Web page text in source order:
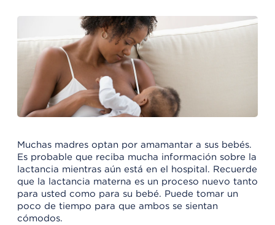
Muchas madres optan por amamantar a sus bebés.
Es probable que reciba mucha información sobre la
lactancia mientras aún está en el hospital. Recuerde
que la lactancia materna es un proceso nuevo tanto
para usted como para su bebé. Puede tomar un
poco de tiempo para que ambos se sientan
cómodos.